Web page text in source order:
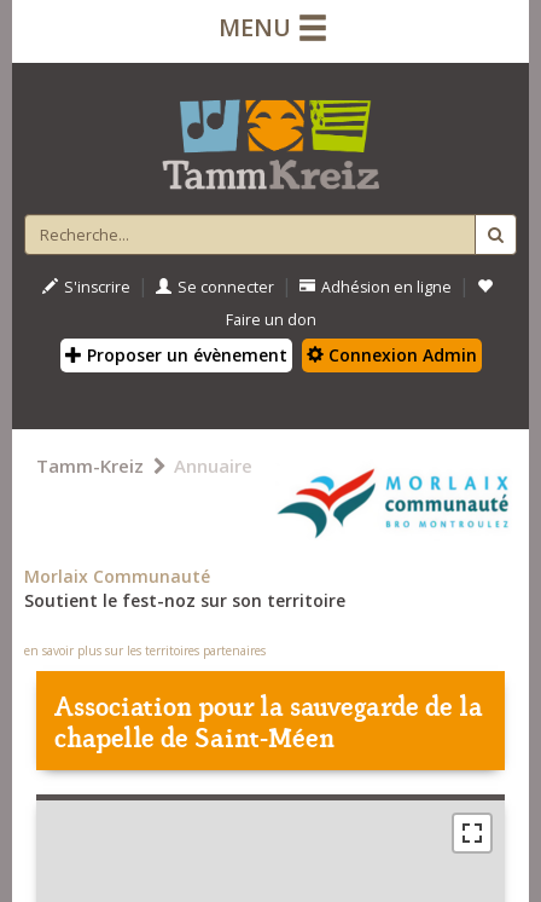
MENU
S'inscrire | Se connecter | Adhésion en ligne |
Faire un don
Proposer un évènement Connexion Admin
Tamm-Kreiz Annuaire
Morlaix Communauté
Soutient le fest-noz sur son territoire
en savoir plus sur les territoires partenaires
Association pour la sauvegarde de la
chapelle de Saint-Méen